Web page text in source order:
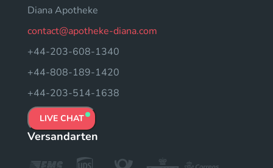
Diana Apotheke
contact@apotheke-diana.com
+44-203-608-1340
+44-808-189-1420
+44-203-514-1638
LIVE CHAT
Versandarten